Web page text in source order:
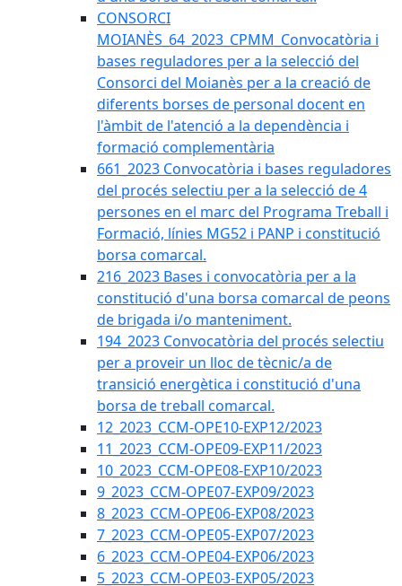
CONSORCI
MOIANÈS_64_2023_CPMM_Convocatòria i
bases reguladores per a la selecció del
Consorci del Moianès per a la creació de
diferents borses de personal docent en
l'àmbit de l'atenció a la dependència i
formació complementària
661_2023 Convocatòria i bases reguladores
del procés selectiu per a la selecció de 4
persones en el marc del Programa Treball i
Formació, línies MG52 i PANP i constitució
borsa comarcal.
216_2023 Bases i convocatòria per a la
constitució d'una borsa comarcal de peons
de brigada i/o manteniment.
194_2023 Convocatòria del procés selectiu
per a proveir un lloc de tècnic/a de
transició energètica i constitució d'una
borsa de treball comarcal.
12_2023_CCM-OPE10-EXP12/2023
11_2023_CCM-OPE09-EXP11/2023
10_2023_CCM-OPE08-EXP10/2023
9_2023_CCM-OPE07-EXP09/2023
8_2023_CCM-OPE06-EXP08/2023
7_2023_CCM-OPE05-EXP07/2023
6_2023_CCM-OPE04-EXP06/2023
5_2023_CCM-OPE03-EXP05/2023